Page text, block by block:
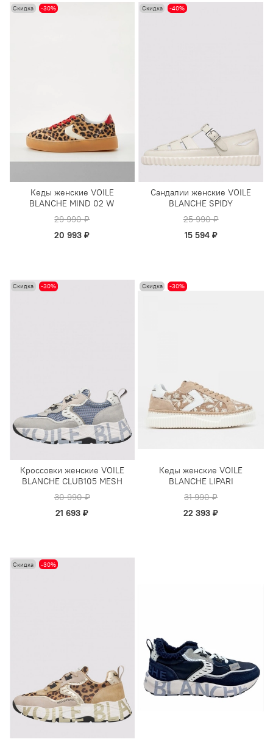
Скидка -30%
Кеды женские VOILE
BLANCHE MIND 02 W
29 990 ₽
20 993 ₽
Скидка -40%
Сандалии женские VOILE
BLANCHE SPIDY
25 990 ₽
15 594 ₽
Скидка -30%
Кроссовки женские VOILE
BLANCHE CLUB105 MESH
30 990 ₽
21 693 ₽
Скидка -30%
Кеды женские VOILE
BLANCHE LIPARI
31 990 ₽
22 393 ₽
Скидка -30%